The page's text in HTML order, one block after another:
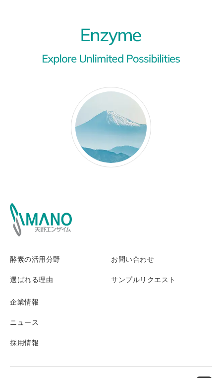
酵素の活用分野
選ばれる理由
企業情報
ニュース
採用情報
お問い合わせ
サンプルリクエスト